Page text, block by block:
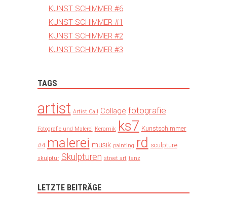
KUNST SCHIMMER #6
KUNST SCHIMMER #1
KUNST SCHIMMER #2
KUNST SCHIMMER #3
TAGS
artist Artist Call Collage fotografie
Fotografie und Malerei Keramik ks7 Kunstschimmer
#4 malerei musik painting rd sculpture
skulptur Skulpturen street art tanz
LETZTE BEITRÄGE